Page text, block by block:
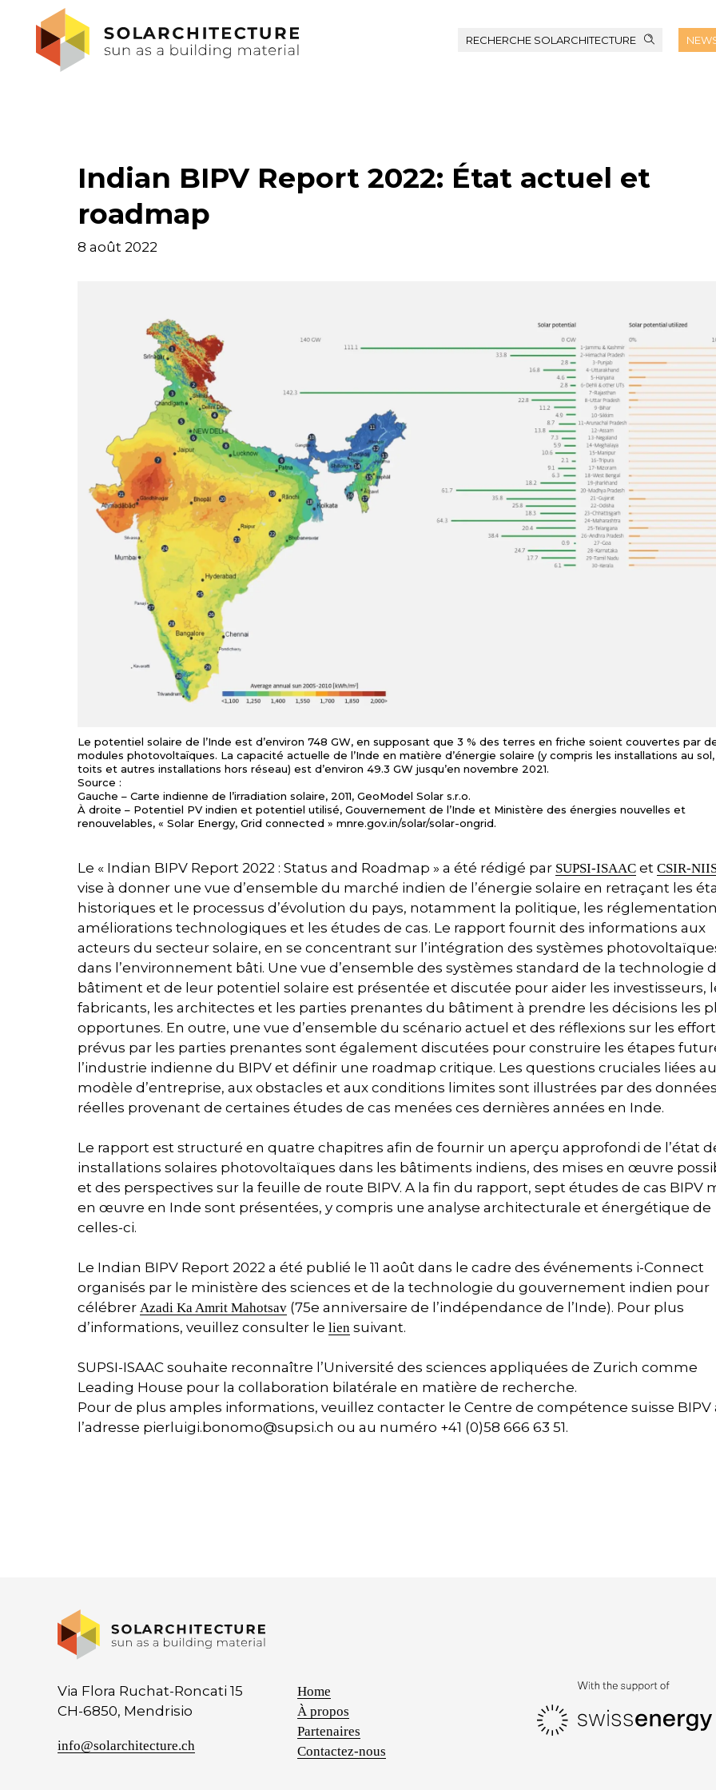
RECHERCHE SOLARCHITECTURE
Indian BIPV Report 2022: État actuel et
roadmap
8 août 2022
Le potentiel solaire de l’Inde est d’environ 748 GW, en supposant que 3 % des terres en friche soient couvertes par
modules photovoltaïques. La capacité actuelle de l’Inde en matière d’énergie solaire (y compris les installations au sol,
toits et autres installations hors réseau) est d’environ 49.3 GW jusqu’en novembre 2021.
Source :
Gauche – Carte indienne de l’irradiation solaire, 2011, GeoModel Solar s.r.o.
À droite – Potentiel PV indien et potentiel utilisé, Gouvernement de l’Inde et Ministère des énergies nouvelles et
renouvelables, « Solar Energy, Grid connected » mnre.gov.in/solar/solar-ongrid.
Le « Indian BIPV Report 2022 : Status and Roadmap » a été rédigé par SUPSI-ISAAC et CSIR-
vise à donner une vue d’ensemble du marché indien de l’énergie solaire en retraçant les
historiques et le processus d’évolution du pays, notamment la politique, les
améliorations technologiques et les études de cas. Le rapport fournit des informations aux
acteurs du secteur solaire, en se concentrant sur l’intégration des systèmes
dans l’environnement bâti. Une vue d’ensemble des systèmes standard de la technologie
bâtiment et de leur potentiel solaire est présentée et discutée pour aider les investisseurs,
fabricants, les architectes et les parties prenantes du bâtiment à prendre les décisions les
opportunes. En outre, une vue d’ensemble du scénario actuel et des réflexions sur les
prévus par les parties prenantes sont également discutées pour construire les étapes
l’industrie indienne du BIPV et définir une roadmap critique. Les questions cruciales liées au
modèle d’entreprise, aux obstacles et aux conditions limites sont illustrées par des données
réelles provenant de certaines études de cas menées ces dernières années en Inde.
Le rapport est structuré en quatre chapitres afin de fournir un aperçu approfondi de l’état
installations solaires photovoltaïques dans les bâtiments indiens, des mises en œuvre
et des perspectives sur la feuille de route BIPV. A la fin du rapport, sept études de cas BIPV
en œuvre en Inde sont présentées, y compris une analyse architecturale et énergétique de
celles-ci.
Le Indian BIPV Report 2022 a été publié le 11 août dans le cadre des événements i-Connect
organisés par le ministère des sciences et de la technologie du gouvernement indien pour
célébrer Azadi Ka Amrit Mahotsav (75e anniversaire de l’indépendance de l’Inde). Pour plus
d’informations, veuillez consulter le lien suivant.
SUPSI-ISAAC souhaite reconnaître l’Université des sciences appliquées de Zurich comme
Leading House pour la collaboration bilatérale en matière de recherche.
Pour de plus amples informations, veuillez contacter le Centre de compétence suisse BIPV
l’adresse pierluigi.bonomo@supsi.ch ou au numéro +41 (0)58 666 63 51.
Via Flora Ruchat-Roncati 15
CH-6850, Mendrisio
info@solarchitecture.ch
Home
À propos
Partenaires
Contactez-nous